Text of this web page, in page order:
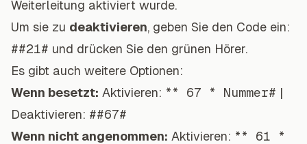
Weiterleitung aktiviert wurde.
Um sie zu deaktivieren, geben Sie den Code ein:
##21# und drücken Sie den grünen Hörer.
Es gibt auch weitere Optionen:
Wenn besetzt: Aktivieren: ** 67 * Nummer# |
Deaktivieren: ##67#
Wenn nicht angenommen: Aktivieren: ** 61 *